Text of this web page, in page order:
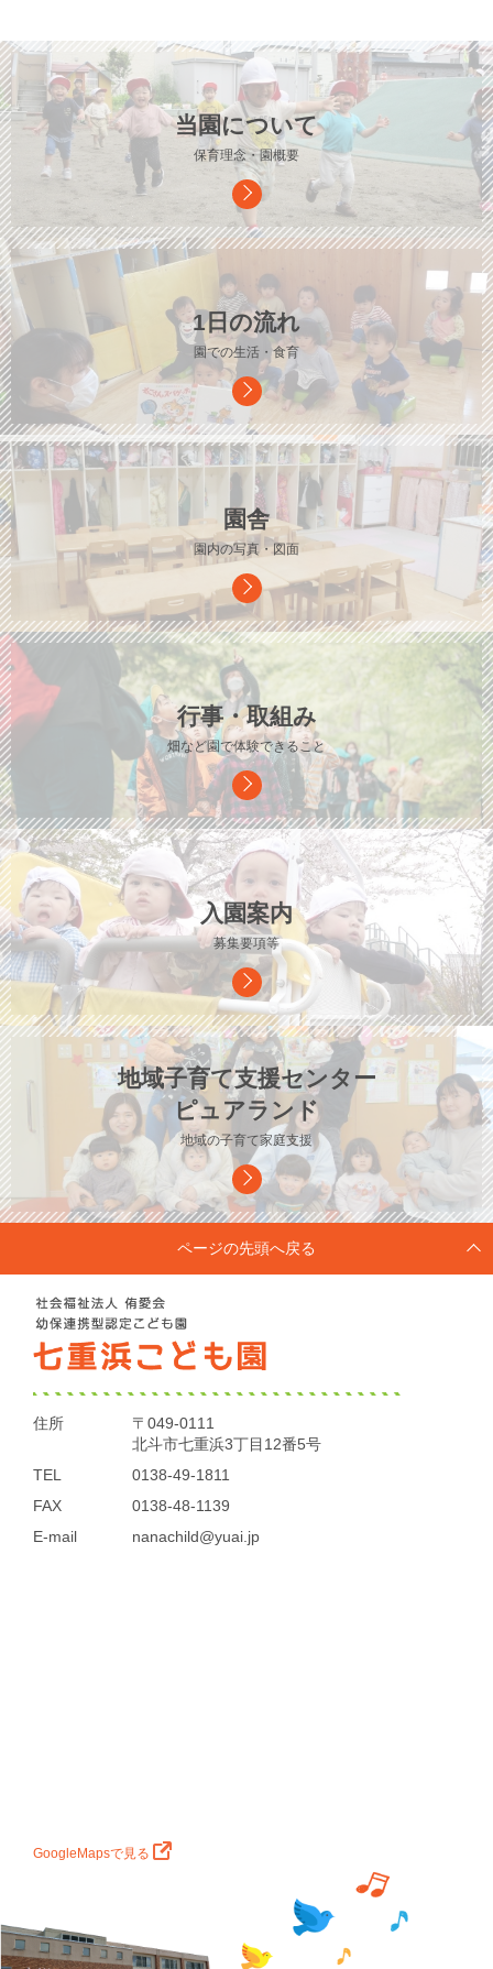
当園について
保育理念・園概要
1日の流れ
園での生活・食育
園舎
園内の写真・図面
行事・取組み
畑など園で体験できること
入園案内
募集要項等
地域子育て支援センター
ピュアランド
地域の子育て家庭支援
ページの先頭へ戻る
住所
〒049-0111
北斗市七重浜3丁目12番5号
TEL
0138-49-1811
FAX
0138-48-1139
E-mail
nanachild@yuai.jp
GoogleMapsで見る